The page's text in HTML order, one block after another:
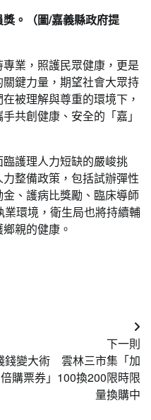
。（圖/嘉義縣政府提
業，照護民眾健康，更是
鍵力量，期望社會大眾持
被理解與尊重的環境下，
共創健康、安全的「嘉」
護理人力短缺的嚴峻挑
整備政策，包括試辦彈性
、護病比獎勵、臨床導師
環境，衛生局也將持續輔
親的健康。
下一則
錢變大術 雲林三市集「加
倍購票券」100換200限時限
量換購中